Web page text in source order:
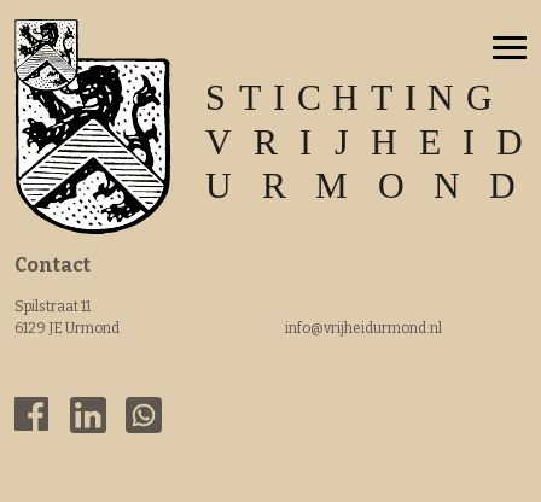
Contact
Spilstraat 11
6129 JE Urmond
info@vrijheidurmond.nl